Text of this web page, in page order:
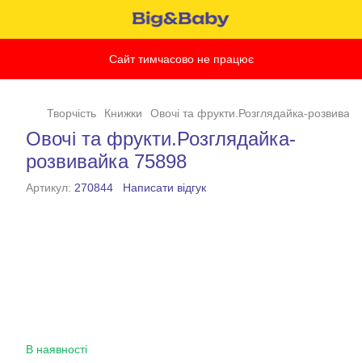
Сайт тимчасово не працює
Творчість Книжки Овочі та фрукти.Розглядайка-
Овочі та фрукти.Розглядайка-
розвивайка 75898
Артикул: 270844 Написати відгук
В наявності